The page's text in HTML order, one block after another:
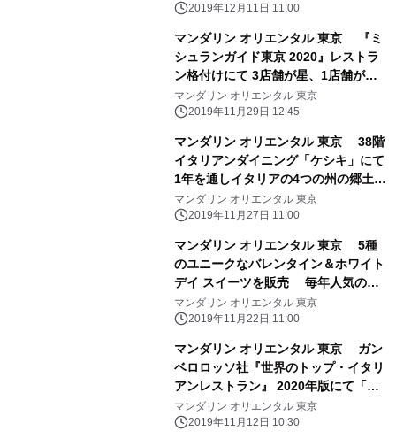
Macallan at Mandarin Bar」をオープ
2019年12月11日 11:00
マンダリン オリエンタル 東京 『ミ
シュランガイド東京 2020』レストラ
ン格付けにて 3店舗が星、1店舗がビ
ブグルマン評価を獲得 ホテル格付け
は13年連続で最高ランク
マンダリン オリエンタル 東京
2019年11月29日 12:45
マンダリン オリエンタル 東京 38階
イタリアンダイニング「ケシキ」にて
1年を通しイタリアの4つの州の郷土料
理を味わう 「マンジャーレ イタリ
ア！」を2020年1月より実施
マンダリン オリエンタル 東京
2019年11月27日 11:00
マンダリン オリエンタル 東京 5種
のユニークなバレンタイン＆ホワイト
デイ スイーツを販売 毎年人気の
「プロムナード」2020年版のほか、2
つの新作も登場！
マンダリン オリエンタル 東京
2019年11月22日 11:00
マンダリン オリエンタル 東京 ガン
ベロロッソ社『世界のトップ・イタリ
アンレストラン』 2020年版にて「ピ
ッツァバー on 38th」が最高評価3ス
ライス受賞
マンダリン オリエンタル 東京
2019年11月12日 10:30